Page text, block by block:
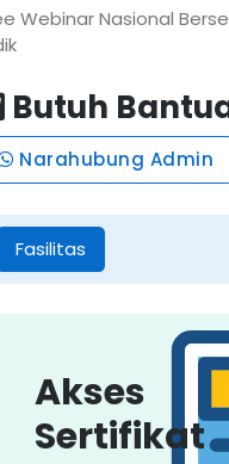
Webinar Nasional
Butuh
Narahubung Admin
Fasilitas
Akses
Sertifikat